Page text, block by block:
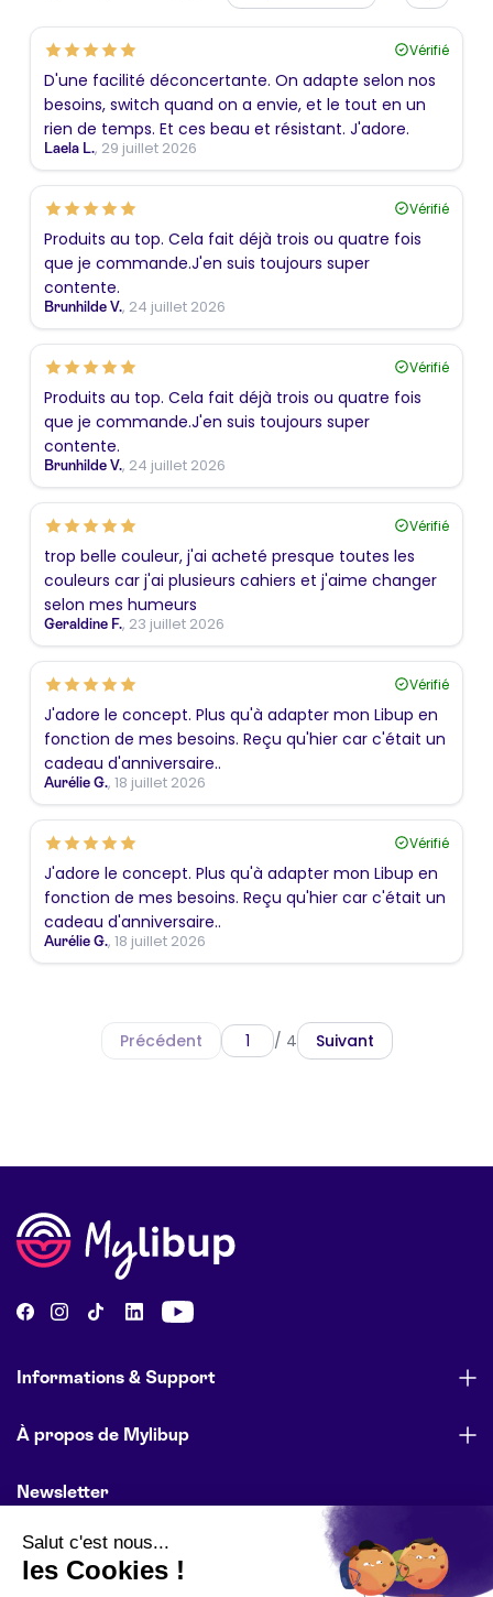
Vérifié
D'une facilité déconcertante. On adapte selon nos
besoins, switch quand on a envie, et le tout en un
rien de temps. Et ces beau et résistant. J'adore.
Laela L., 29 juillet 2026
Vérifié
Produits au top. Cela fait déjà trois ou quatre fois
que je commande.J'en suis toujours super
contente.
Brunhilde V., 24 juillet 2026
Vérifié
Produits au top. Cela fait déjà trois ou quatre fois
que je commande.J'en suis toujours super
contente.
Brunhilde V., 24 juillet 2026
Vérifié
trop belle couleur, j'ai acheté presque toutes les
couleurs car j'ai plusieurs cahiers et j'aime changer
selon mes humeurs
Geraldine F., 23 juillet 2026
Vérifié
J'adore le concept. Plus qu'à adapter mon Libup en
fonction de mes besoins. Reçu qu'hier car c'était un
cadeau d'anniversaire..
Aurélie G., 18 juillet 2026
Vérifié
J'adore le concept. Plus qu'à adapter mon Libup en
fonction de mes besoins. Reçu qu'hier car c'était un
cadeau d'anniversaire..
Aurélie G., 18 juillet 2026
Précédent / 4 Suivant
Informations & Support
À propos de Mylibup
Newsletter
Abonnez-vous pour être informé des lancements de produits,
des offres spéciales et des actualités de l’entreprise.